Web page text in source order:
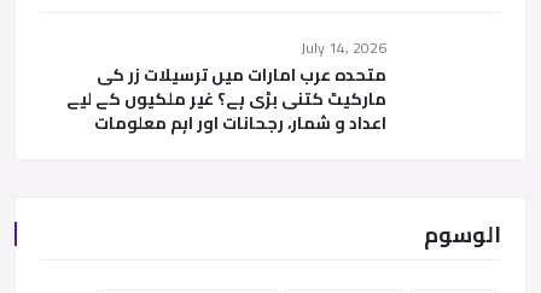
July 14, 2026
متحدہ عرب امارات میں ترسیلات زر کی
مارکیٹ کتنی بڑی ہے؟ غیر ملکیوں کے لیے
اعداد و شمار، رجحانات اور اہم معلومات
الوسوم